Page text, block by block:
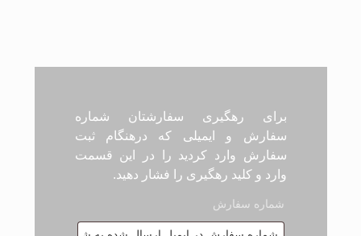
برای رهگیری سفارشتان شماره
سفارش و ایمیلی که درهنگام ثبت
سفارش وارد کردید را در این قسمت
وارد و کلید رهگیری را فشار دهید.
شماره سفارش